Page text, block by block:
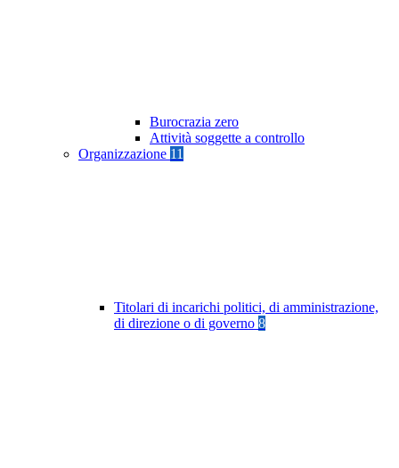
Burocrazia zero
Attività soggette a controllo
Organizzazione 11
Titolari di incarichi politici, di amministrazione,
di direzione o di governo 8